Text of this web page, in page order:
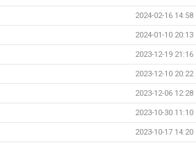
2024-02-16 14:58
2024-01-10 20:13
2023-12-19 21:16
2023-12-10 20:22
2023-12-06 12:28
2023-10-30 11:10
2023-10-17 14:20